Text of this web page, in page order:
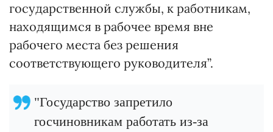
государственной службы, к работникам,
находящимся в рабочее время вне
рабочего места без решения
соответствующего руководителя”.
"Государство запретило
госчиновникам работать из-за